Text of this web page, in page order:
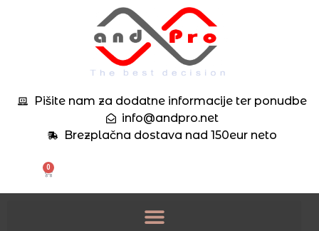
Pišite nam za dodatne informacije ter ponudbe
info@andpro.net
Brezplačna dostava nad 150eur neto
0